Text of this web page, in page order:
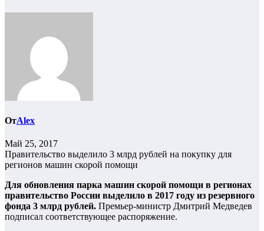
ОтAlex
Май 25, 2017
Правительство выделило 3 млрд рублей на покупку для
регионов машин скорой помощи
Для обновления парка машин скорой помощи в регионах
правительство России выделило в 2017 году из резервного
фонда 3 млрд рублей. Премьер-министр Дмитрий Медведев
подписал соответствующее распоряжение.